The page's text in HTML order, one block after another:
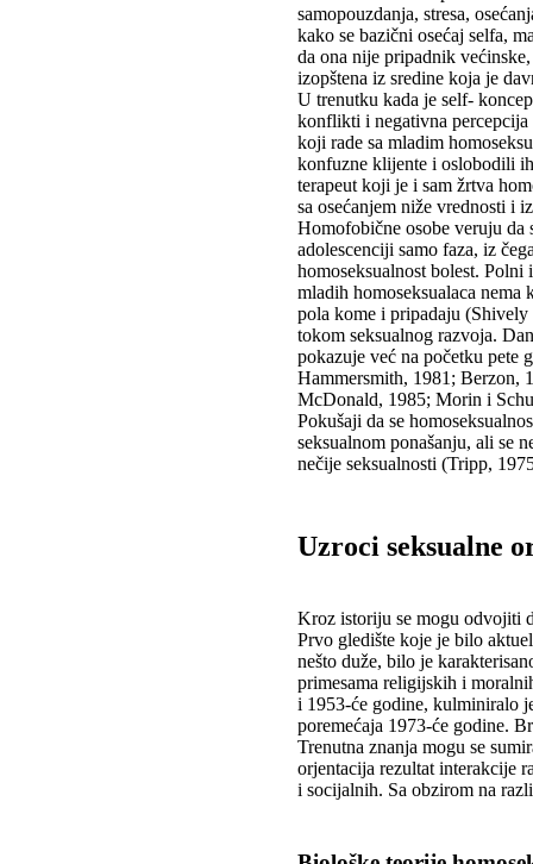
samopouzdanja, stresa,
kako se bazični osećaj selfa,
da ona nije pripadnik
izopštena iz sredine koja je
U trenutku kada je self-
konflikti i negativna
koji rade sa mladim
konfuzne klijente i oslobodili
terapeut koji je i sam žrtva
sa osećanjem niže vrednosti i
Homofobične osobe veruju da
adolescenciji samo faza, iz
homoseksualnost bolest.
mladih homoseksualaca
pola kome i pripadaju
tokom seksualnog razvoja.
pokazuje već na početku pete
Hammersmith, 1981; Berzon,
McDonald, 1985; Morin i
Pokušaji da se
seksualnom ponašanju, ali se
nečije seksualnosti (Tripp,
Uzroci seksualne
Kroz istoriju se mogu odvojiti
Prvo gledište koje je bilo
nešto duže, bilo je
primesama religijskih i
i 1953-će godine, kulminiralo
poremećaja 1973-će godine.
Trenutna znanja mogu se
orjentacija rezultat interakcije
i socijalnih. Sa obzirom na